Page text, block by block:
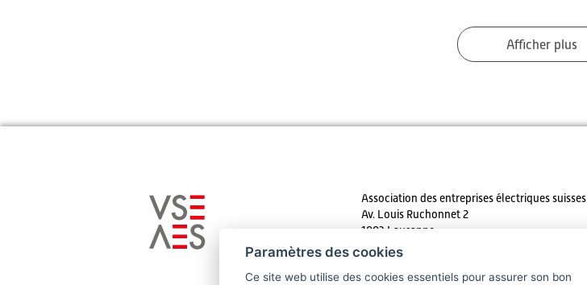
Afficher plus
Association des entreprises électriques suisses
Av. Louis Ruchonnet 2
1003 Lausanne
E-mail:info@electricite.ch
Paramètres des cookies
Ce site web utilise des cookies essentiels pour assurer son bon